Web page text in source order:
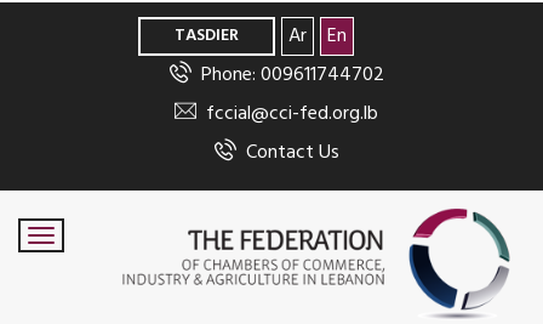
TASDIER Ar
En
Phone: 009611744702
fccial@cci-fed.org.lb
Contact Us